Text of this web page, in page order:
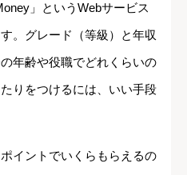
」というWebサービス
。グレード（等級）と年収
年齢や役職でどれくらいの
りをつけるには、いい手段
イントでいくらもらえるの